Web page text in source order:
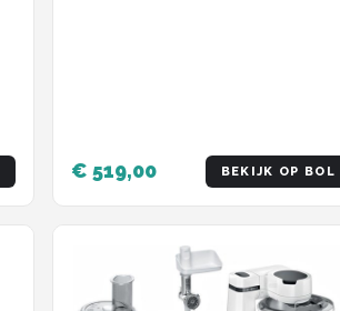
€ 519,00 BEKIJK OP BOL